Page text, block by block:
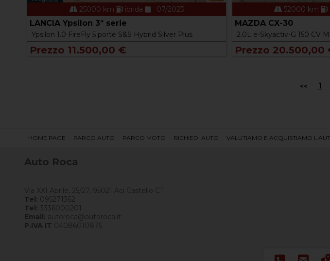
25000 km ibrida 07/2023
LANCIA Ypsilon 3ª serie
Ypsilon 1.0 FireFly 5 porte S&S Hybrid Silver Plus
Prezzo 11.500,00 €
52000 km
MAZDA CX-30
2.0L e-Skyactiv-G 150 CV
Prezzo 20.500,00
<< 1
HOME PAGE PARCO AUTO PARCO MOTO RICHIEDI AUTO VALUTIAMO E ACQUISTIAMO
Auto Roca
Via XXI Aprile, 25/27, 95021 Aci Castello CT
Tel: 095271362
Tel: 3336000201
Email: autoroca@autoroca.it
P.IVA IT 04086010875